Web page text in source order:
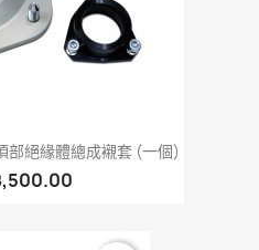
部絕緣體總成襯套 (一個)